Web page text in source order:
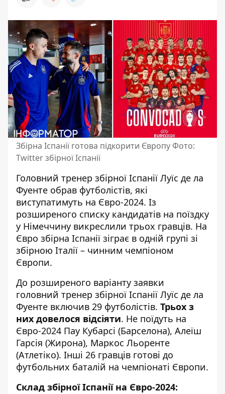
Збірна Іспанії готова підкорити Європу Фото:
Twitter збірної Іспанії
Головний тренер збірної Іспанії Луїс де ла
Фуенте обрав футболістів, які
виступатимуть на Євро-2024. Із
розширеного списку кандидатів на поїздку
у Німеччину викреслили трьох гравців. На
Євро збірна Іспанії зіграє в одній групі зі
збірною Італії – чинним чемпіоном
Європи.
До розширеного варіанту заявки
головний тренер збірної Іспанії Луїс де ла
Фуенте включив 29 футболістів. Трьох з
них довелося відсіяти. Не поїдуть на
Євро-2024 Пау Кубарсі (Барселона), Алеїш
Гарсія (Жирона), Маркос Льоренте
(Атлетіко). Інші 26 гравців готові до
футбольних баталій на чемпіонаті Європи.
Склад збірної Іспанії на Євро-2024: